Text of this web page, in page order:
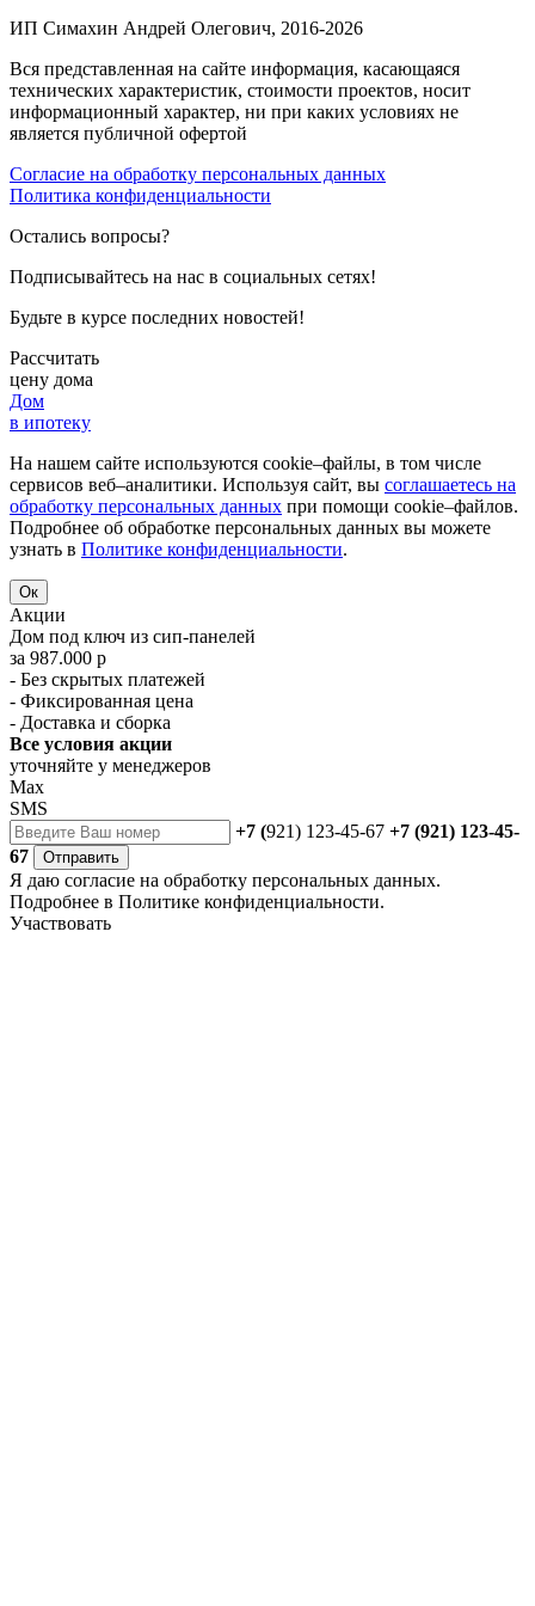
ИП Симахин Андрей Олегович, 2016-2026
Вся представленная на сайте информация, касающаяся
технических характеристик, стоимости проектов, носит
информационный характер, ни при каких условиях не
является публичной офертой
Согласие на обработку персональных данных
Политика конфиденциальности
Остались вопросы?
Подписывайтесь на нас в социальных сетях!
Будьте в курсе последних новостей!
Рассчитать
цену дома
Дом
в ипотеку
На нашем сайте используются cookie–файлы, в том числе
сервисов веб–аналитики. Используя сайт, вы соглашаетесь на
обработку персональных данных при помощи cookie–файлов.
Подробнее об обработке персональных данных вы можете
узнать в Политике конфиденциальности.
Ок
Акции
Дом под ключ из сип-панелей
за 987.000 р
- Без скрытых платежей
- Фиксированная цена
- Доставка и сборка
Все условия акции
уточняйте у менеджеров
Max
SMS
+7 (921) 123-45-67 +7 (921) 123-45-
67
Отправить
Я даю согласие на обработку персональных данных.
Подробнее в Политике конфиденциальности.
Участвовать